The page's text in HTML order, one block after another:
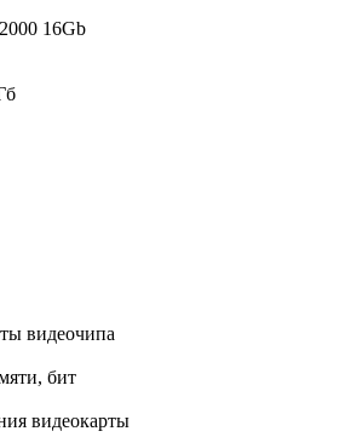
16Gb
видеочипа
бит
видеокарты